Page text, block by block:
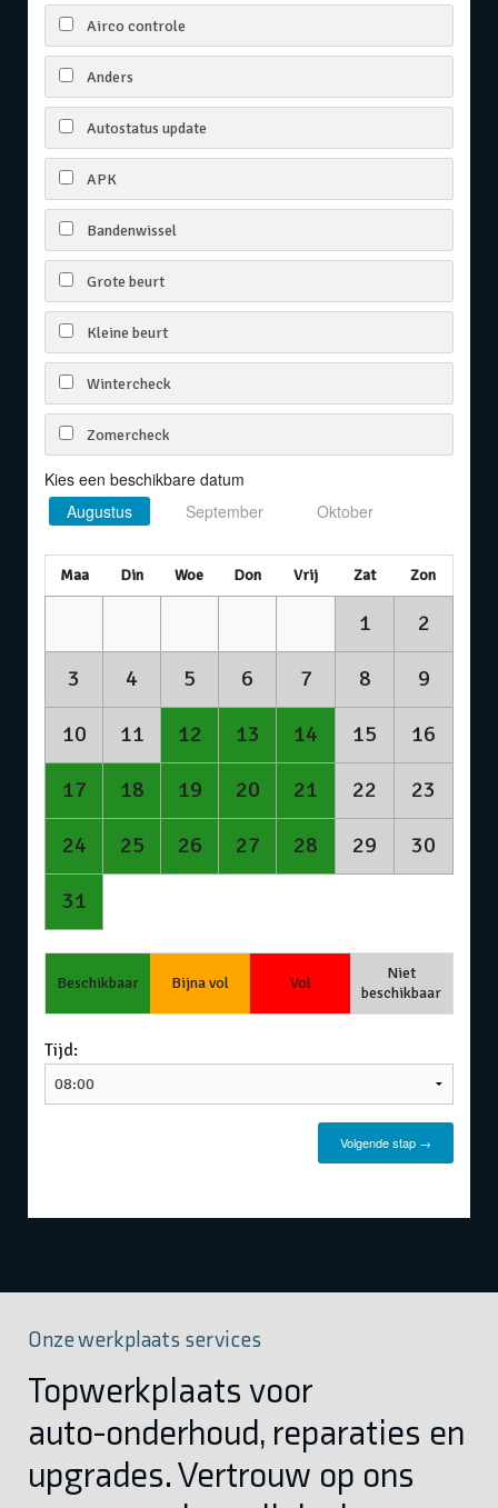
Onze werkplaats services
Topwerkplaats voor
auto-onderhoud, reparaties en
upgrades. Vertrouw op ons